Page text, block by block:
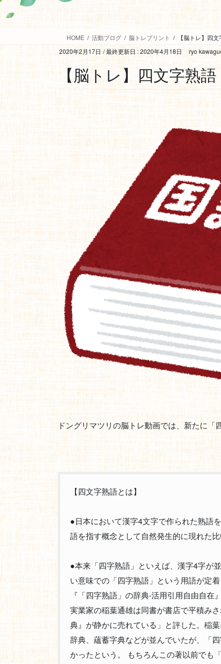
HOME 活動ブログ 脳トレプリント
【脳トレ】四
2020年2月17日 / 最終更新日 :2020年4月18日 ryo
【脳トレ】四文字熟語
ドングリマツリの脳トレ動画では、新たに「
【四文字熟語とは】
●日本において漢字4文字で作られた熟語
語を指す概念として自然発生的に現れた
●本来「四字熟語」といえば、漢字4字が
い意味での「四字熟語」という用語が定
『「四字熟語」の辞典-活用引用自由自
実業家の稲葉通雄は同書が書店で平積み
典』が静かに売れている」と評した。稲
辞典、蘊蓄字典などが並んでいたが、「
かったという。 もちろんこの著以前でも